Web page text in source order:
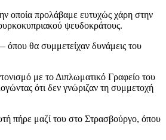
οποία προλάβαμε ευτυχώς χάρη στην
ψευδοκράτους.
θα συμμετείχαν δυνάμεις του
με το Διπλωματικό Γραφείο του
ότι δεν γνώριζαν τη συμμετοχή
πήρε μαζί του στο Στρασβούργο, όπου